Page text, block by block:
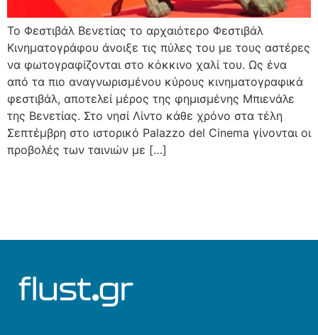
Το Φεστιβάλ Βενετίας το αρχαιότερο Φεστιβάλ
Κινηματογράφου άνοιξε τις πύλες του με τους αστέρες
να φωτογραφίζονται στο κόκκινο χαλί του. Ως ένα
από τα πιο αναγνωρισμένου κύρους κινηματογραφικά
φεστιβάλ, αποτελεί μέρος της φημισμένης Μπιενάλε
της Βενετίας. Στο νησί Λίντο κάθε χρόνο στα τέλη
Σεπτέμβρη στο ιστορικό Palazzo del Cinema γίνονται οι
προβολές των ταινιών με […]